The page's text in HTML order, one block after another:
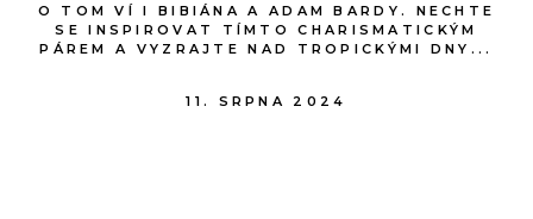
O TOM VÍ I BIBIÁNA A ADAM BARDY. NECHTE
SE INSPIROVAT TÍMTO CHARISMATICKÝM
PÁREM A VYZRAJTE NAD TROPICKÝMI DNY...
11. SRPNA 2024